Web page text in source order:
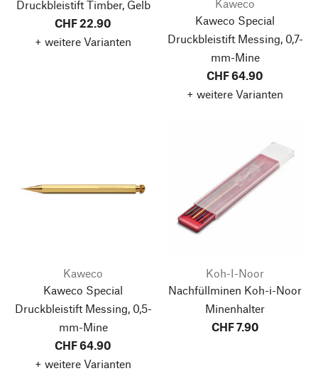
Druckbleistift Timber, Gelb
CHF 22.90
+ weitere Varianten
Kaweco
Kaweco Special
Druckbleistift Messing, 0,7-
mm-Mine
CHF 64.90
+ weitere Varianten
Kaweco
Kaweco Special
Druckbleistift Messing, 0,5-
mm-Mine
CHF 64.90
+ weitere Varianten
Koh-I-Noor
Nachfüllminen Koh-i-Noor
Minenhalter
CHF 7.90